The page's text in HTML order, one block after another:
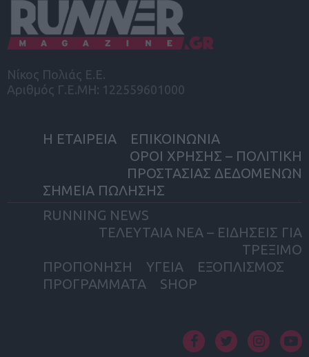
Νίκος Πολιάς Ε.Ε.
Αριθμός Γ.Ε.ΜΗ: 122559601000
Η ΕΤΑΙΡΕΙΑ
ΕΠΙΚΟΙΝΩΝΙΑ
ΟΡΟΙ ΧΡΗΣΗΣ – ΠΟΛΙΤΙΚΗ
ΠΡΟΣΤΑΣΙΑΣ ΔΕΔΟΜΕΝΩΝ
ΣΗΜΕΙΑ ΠΩΛΗΣΗΣ
RUNNING NEWS
ΤΕΛΕΥΤΑΙΑ ΝΕΑ – ΕΙΔΗΣΕΙΣ ΓΙΑ
ΤΡΕΞΙΜΟ
ΠΡΟΠΟΝΗΣΗ
ΥΓΕΙΑ
ΕΞΟΠΛΙΣΜΟΣ
ΠΡΟΓΡΑΜΜΑΤΑ
SHOP